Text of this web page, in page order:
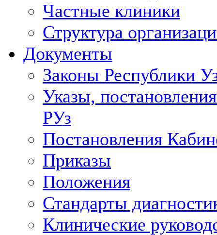
Частные клиники
Структура
Документы
Законы Республики
Указы,
РУз
Постановления
Приказы
Положения
Стандарты
Клинические